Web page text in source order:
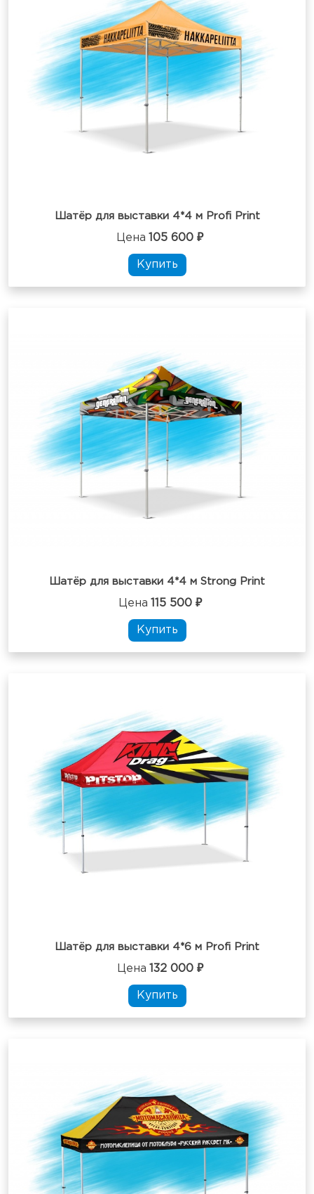
Шатёр для выставки 4*4 м Profi Print
Цена 105 600 ₽
Купить
Шатёр для выставки 4*4 м Strong Print
Цена 115 500 ₽
Купить
Шатёр для выставки 4*6 м Profi Print
Цена 132 000 ₽
Купить